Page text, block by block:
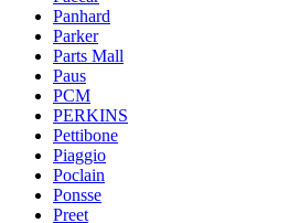
Panhard
Parker
Parts Mall
Paus
PCM
PERKINS
Pettibone
Piaggio
Poclain
Ponsse
Preet